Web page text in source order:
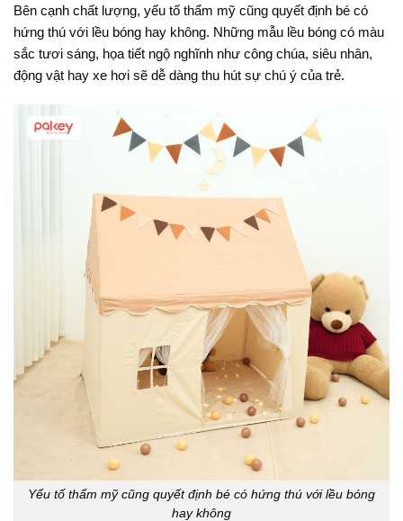
Bên cạnh chất lượng, yếu tố thẩm mỹ cũng quyết định bé có
hứng thú với lều bóng hay không. Những mẫu lều bóng có màu
sắc tươi sáng, họa tiết ngộ nghĩnh như công chúa, siêu nhân,
động vật hay xe hơi sẽ dễ dàng thu hút sự chú ý của trẻ.
Yếu tố thẩm mỹ cũng quyết định bé có hứng thú với lều bóng
hay không